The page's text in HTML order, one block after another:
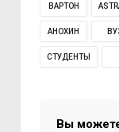
ВАРТОН
АНОХИН
СТУДЕНТЫ
Вы